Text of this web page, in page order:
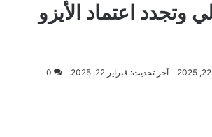
وتجدد اعتماد الأيزو
آخر تحديث: فبراير 22, 2025 0